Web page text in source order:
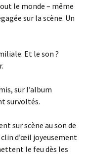
le monde – même
sur la scène. Un
Et le son ?
sur l’album
survoltés.
sur scène au son de
clin d’œil joyeusement
le feu dès les